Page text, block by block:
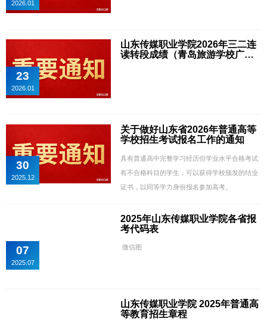
2026.01
23
2026.01
山东传媒职业学院2026年三二连
读转段成绩（青岛旅游学校广播
30
2025.12
关于做好山东省2026年普通高等
学校招生考试报名工作的通知
具有普通高中完整学习经历但学业水平合格考试
有不合格科目的学生，可以获得学校颁发的结业
证书，以同等学力身份报名参加高考。
07
2025.07
2025年山东传媒职业学院各省报
考代码表
微信图
山东传媒职业学院 2025年普通高
等教育招生章程